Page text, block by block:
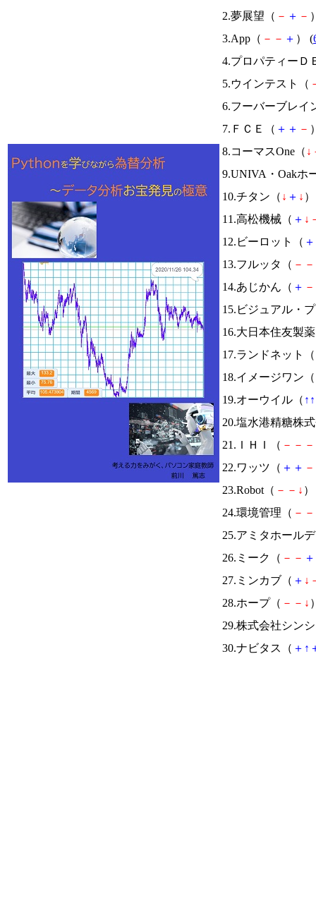
2.夢展望（ － ＋ －
3.App（ － － ＋ ） (
4.プロパティーＤ
5.ウインテスト（
6.フーバーブレイ
7.ＦＣＥ（ ＋ ＋ －
8.コーマスOne（ ↓
9.UNIVA・Oakホ
10.チタン（ ↓ ＋ ↓
11.高松機械（ ＋ ↓
12.ビーロット（ ＋
13.フルッタ（ － －
14.あじかん（ ＋ －
15.ビジュアル・
16.大日本住友製
17.ランドネット（
18.イメージワン（
19.オーウイル（ ↑ ↑
20.塩水港精糖株
21.ＩＨＩ（ － － －
22.ワッツ（ ＋ ＋ －
23.Robot（ － － ↓
24.環境管理（ － －
25.アミタホール
26.ミーク（ － － ＋
27.ミンカブ（ ＋ ↓
28.ホープ（ － － ↓
29.株式会社シン
30.ナビタス（ ＋ ↑